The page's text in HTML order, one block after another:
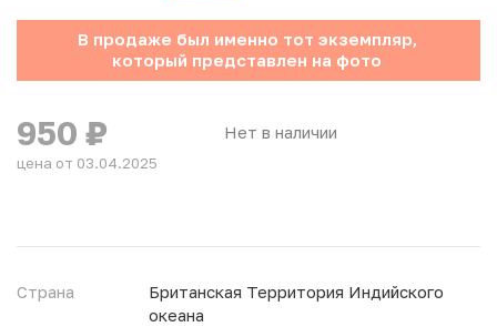
В продаже был именно тот экземпляр,
который представлен на фото
Нет в наличии
950 ₽
цена от 03.04.2025
Страна
Британская Территория Индийского
океана